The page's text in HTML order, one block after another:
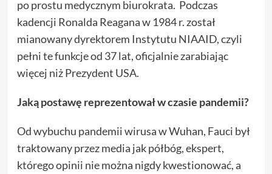
po prostu medycznym biurokrata. Podczas
kadencji Ronalda Reagana w 1984 r. został
mianowany dyrektorem Instytutu NIAAID, czyli
pełni te funkcje od 37 lat, oficjalnie zarabiając
więcej niż Prezydent USA.
Jaką postawę reprezentował w czasie pandemii?
Od wybuchu pandemii wirusa w Wuhan, Fauci był
traktowany przez media jak półbóg, ekspert,
którego opinii nie można nigdy kwestionować, a